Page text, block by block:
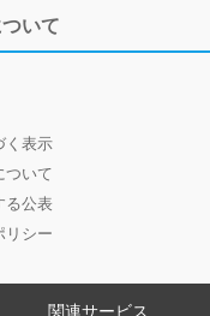
いて
く表示
ついて
る公表
リシー
関連サービス